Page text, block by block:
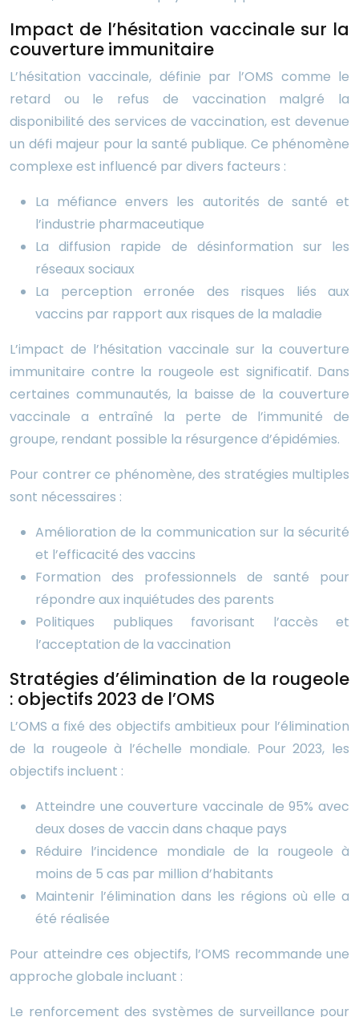
Impact de l’hésitation vaccinale sur la
couverture immunitaire
L’hésitation vaccinale, définie par l’OMS comme le
retard ou le refus de vaccination malgré la
disponibilité des services de vaccination, est devenue
un défi majeur pour la santé publique. Ce phénomène
complexe est influencé par divers facteurs :
La méfiance envers les autorités de santé et
l’industrie pharmaceutique
La diffusion rapide de désinformation sur les
réseaux sociaux
La perception erronée des risques liés aux
vaccins par rapport aux risques de la maladie
L’impact de l’hésitation vaccinale sur la couverture
immunitaire contre la rougeole est significatif. Dans
certaines communautés, la baisse de la couverture
vaccinale a entraîné la perte de l’immunité de
groupe, rendant possible la résurgence d’épidémies.
Pour contrer ce phénomène, des stratégies multiples
sont nécessaires :
Amélioration de la communication sur la sécurité
et l’efficacité des vaccins
Formation des professionnels de santé pour
répondre aux inquiétudes des parents
Politiques publiques favorisant l’accès et
l’acceptation de la vaccination
Stratégies d’élimination de la rougeole
: objectifs 2023 de l’OMS
L’OMS a fixé des objectifs ambitieux pour l’élimination
de la rougeole à l’échelle mondiale. Pour 2023, les
objectifs incluent :
Atteindre une couverture vaccinale de 95% avec
deux doses de vaccin dans chaque pays
Réduire l’incidence mondiale de la rougeole à
moins de 5 cas par million d’habitants
Maintenir l’élimination dans les régions où elle a
été réalisée
Pour atteindre ces objectifs, l’OMS recommande une
approche globale incluant :
Le renforcement des systèmes de surveillance pour